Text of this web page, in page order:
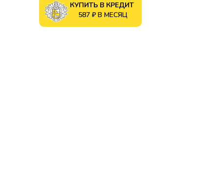
КУПИТЬ В КРЕДИТ
587 ₽ В МЕСЯЦ